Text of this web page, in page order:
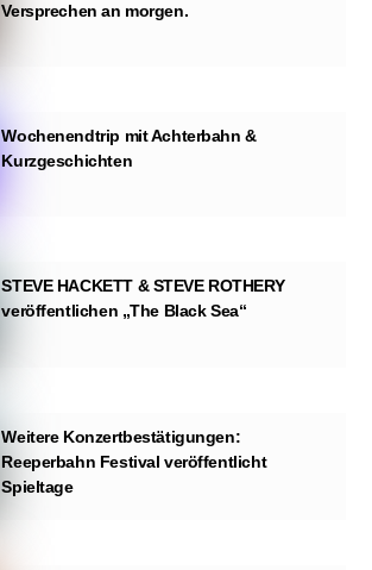
Versprechen an morgen.
Wochenendtrip mit Achterbahn &
Kurzgeschichten
STEVE HACKETT & STEVE ROTHERY
veröffentlichen „The Black Sea“
Weitere Konzertbestätigungen:
Reeperbahn Festival veröffentlicht
Spieltage